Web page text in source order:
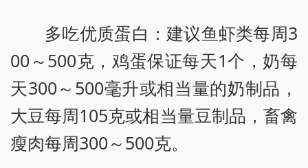
多吃优质蛋白：建议鱼虾类每周3
00～500克，鸡蛋保证每天1个，奶每
天300～500毫升或相当量的奶制品，
大豆每周105克或相当量豆制品，畜禽
瘦肉每周300～500克。